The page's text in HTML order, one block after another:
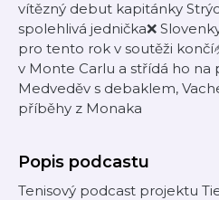
vítězný debut kapitánky
spolehlivá jednička❌
pro tento rok v soutěži
v Monte Carlu a střídá ho na
Medveděv s debaklem,
příběhy z Monaka
Popis podcastu
Tenisový podcast projektu